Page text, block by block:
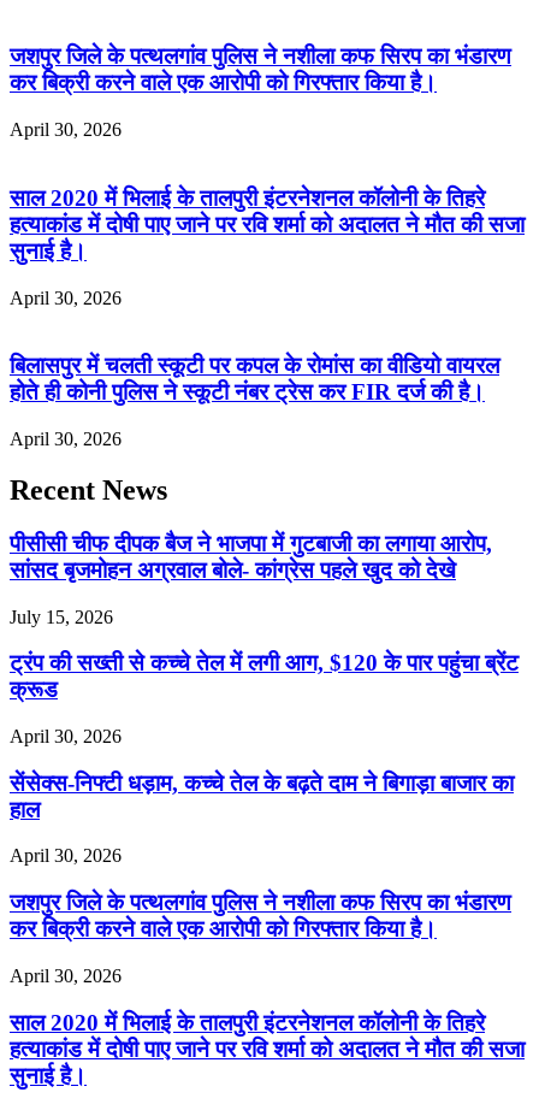
जशपुर जिले के पत्थलगांव पुलिस ने नशीला कफ सिरप का भंडारण
कर बिक्री करने वाले एक आरोपी को गिरफ्तार किया है।
April 30, 2026
साल 2020 में भिलाई के तालपुरी इंटरनेशनल कॉलोनी के तिहरे
हत्याकांड में दोषी पाए जाने पर रवि शर्मा को अदालत ने मौत की सजा
सुनाई है।
April 30, 2026
बिलासपुर में चलती स्कूटी पर कपल के रोमांस का वीडियो वायरल
होते ही कोनी पुलिस ने स्कूटी नंबर ट्रेस कर FIR दर्ज की है।
April 30, 2026
Recent News
पीसीसी चीफ दीपक बैज ने भाजपा में गुटबाजी का लगाया आरोप,
सांसद बृजमोहन अग्रवाल बोले- कांग्रेस पहले खुद को देखे
July 15, 2026
ट्रंप की सख्ती से कच्चे तेल में लगी आग, $120 के पार पहुंचा ब्रेंट
क्रूड
April 30, 2026
सेंसेक्स-निफ्टी धड़ाम, कच्चे तेल के बढ़ते दाम ने बिगाड़ा बाजार का
हाल
April 30, 2026
जशपुर जिले के पत्थलगांव पुलिस ने नशीला कफ सिरप का भंडारण
कर बिक्री करने वाले एक आरोपी को गिरफ्तार किया है।
April 30, 2026
साल 2020 में भिलाई के तालपुरी इंटरनेशनल कॉलोनी के तिहरे
हत्याकांड में दोषी पाए जाने पर रवि शर्मा को अदालत ने मौत की सजा
सुनाई है।